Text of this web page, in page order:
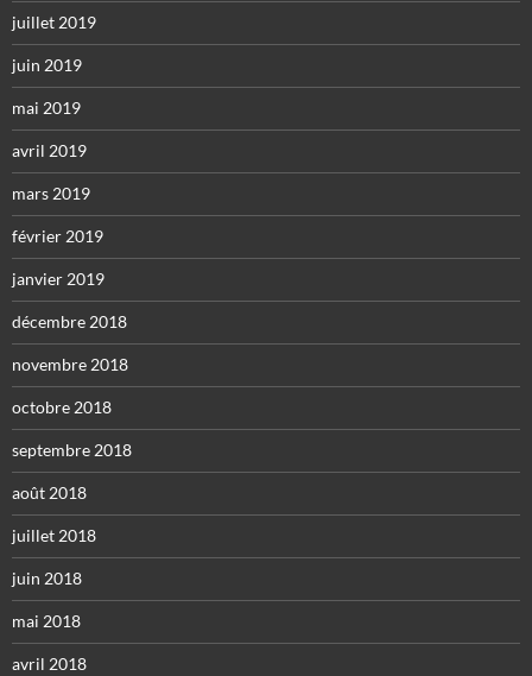
juillet 2019
juin 2019
mai 2019
avril 2019
mars 2019
février 2019
janvier 2019
décembre 2018
novembre 2018
octobre 2018
septembre 2018
août 2018
juillet 2018
juin 2018
mai 2018
avril 2018